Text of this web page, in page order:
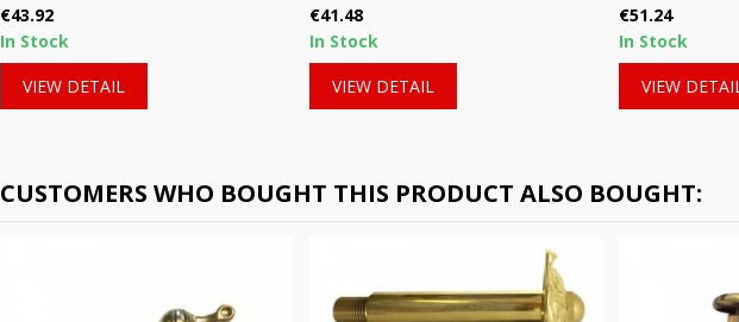
Price
€43.92
In Stock
VIEW DETAIL
Price
€41.48
In Stock
VIEW DETAIL
Price
€51.24
In Stock
VIEW DETAIL
CUSTOMERS WHO BOUGHT THIS PRODUCT ALSO BOUGHT: